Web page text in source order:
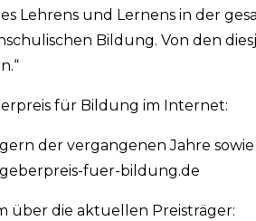
Lehrens und Lernens in der
Bildung. Von den
für Bildung im Internet:
der vergangenen Jahre
fuer-bildung.de
über die aktuellen Preisträger: